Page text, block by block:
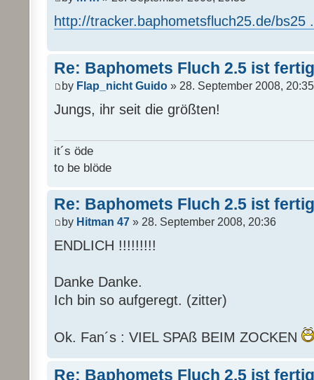
http://tracker.baphometsfluch25.de/bs25
Re: Baphomets Fluch 2.5 ist fertig
by Flap_nicht Guido » 28. September 2008, 20:35
Jungs, ihr seit die größten!
it´s öde
to be blöde
Re: Baphomets Fluch 2.5 ist fertig
by Hitman 47 » 28. September 2008, 20:36
ENDLICH !!!!!!!!!
Danke Danke.
Ich bin so aufgeregt. (zitter)
Ok. Fan´s : VIEL SPAß BEIM ZOCKEN
Re: Baphomets Fluch 2.5 ist fertig